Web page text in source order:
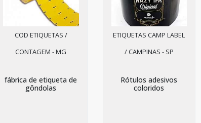
COD ETIQUETAS /
CONTAGEM - MG
fábrica de etiqueta de
gôndolas
ETIQUETAS CAMP LABEL
/ CAMPINAS - SP
Rótulos adesivos
coloridos